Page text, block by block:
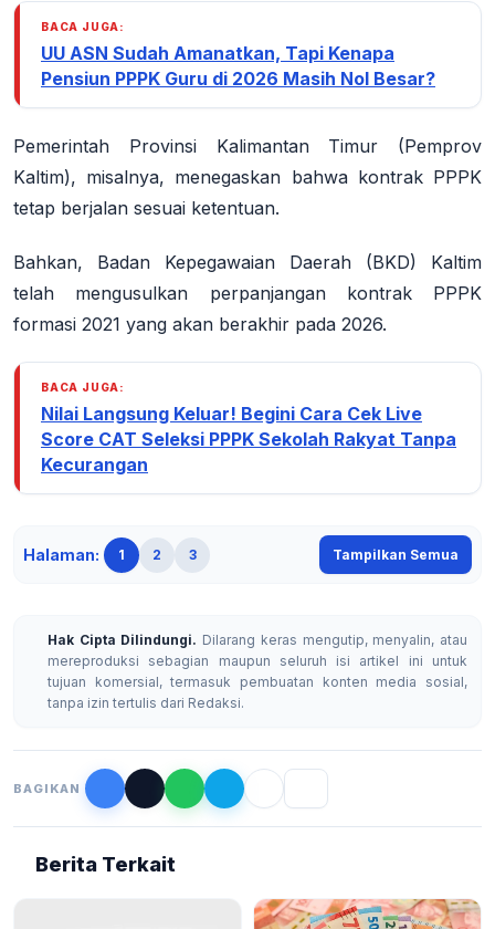
BACA JUGA:
UU ASN Sudah Amanatkan, Tapi Kenapa
Pensiun PPPK Guru di 2026 Masih Nol Besar?
Pemerintah Provinsi Kalimantan Timur (Pemprov
Kaltim), misalnya, menegaskan bahwa kontrak PPPK
tetap berjalan sesuai ketentuan.
Bahkan, Badan Kepegawaian Daerah (BKD) Kaltim
telah mengusulkan perpanjangan kontrak PPPK
formasi 2021 yang akan berakhir pada 2026.
BACA JUGA:
Nilai Langsung Keluar! Begini Cara Cek Live
Score CAT Seleksi PPPK Sekolah Rakyat Tanpa
Kecurangan
Halaman: 1 2 3 Tampilkan Semua
Hak Cipta Dilindungi. Dilarang keras mengutip, menyalin, atau
mereproduksi sebagian maupun seluruh isi artikel ini untuk
tujuan komersial, termasuk pembuatan konten media sosial,
tanpa izin tertulis dari Redaksi.
BAGIKAN
Berita Terkait